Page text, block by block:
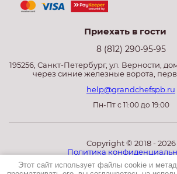
Приехать в гости
8 (812) 290-95-95
195256, Санкт-Петербург, ул. Верности,
через синие железные ворота,
help@grandchefspb.ru
Пн-Пт с 11:00 до 19:00
Copyright © 2018 - 2026
Политика
Этот сайт использует файлы cookie и